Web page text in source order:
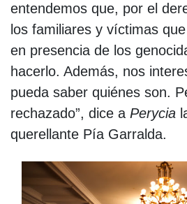
entendemos que, por el
los familiares y víctimas
en presencia de los
hacerlo. Además, nos
pueda saber quiénes son.
rechazado”, dice a Perycia
querellante Pía Garralda.